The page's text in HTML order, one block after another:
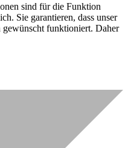
sind für die Funktion
Sie garantieren, dass unser
funktioniert. Daher